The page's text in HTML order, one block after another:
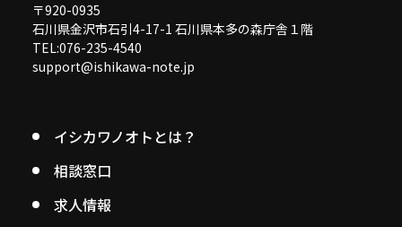
〒920-0935
石川県金沢市石引4-17-1 石川県本多の森庁舎１階
TEL:076-235-4540
support@ishikawa-note.jp
イシカワノオトとは？
相談窓口
求人情報